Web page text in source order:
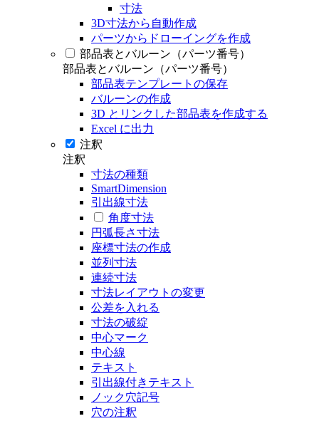
寸法
3D寸法から自動作成
パーツからドローイングを作成
部品表とバルーン（パーツ番号）
部品表とバルーン（パーツ番号）
部品表テンプレートの保存
バルーンの作成
3D とリンクした部品表を作成する
Excel に出力
注釈
注釈
寸法の種類
SmartDimension
引出線寸法
角度寸法
円弧長さ寸法
座標寸法の作成
並列寸法
連続寸法
寸法レイアウトの変更
公差を入れる
寸法の破綻
中心マーク
中心線
テキスト
引出線付きテキスト
ノック穴記号
穴の注釈